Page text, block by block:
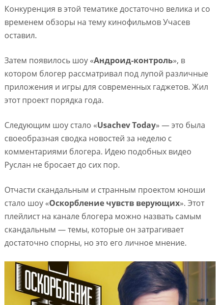
Конкуренция в этой тематике достаточно велика и со
временем обзоры на тему кинофильмов Учасев
оставил.
Затем появилось шоу «Андроид-контроль», в
котором блогер рассматривал под лупой различные
приложения и игры для современных гаджетов. Жил
этот проект порядка года.
Следующим шоу стало «Usachev Today» — это была
своеобразная сводка новостей за неделю с
комментариями блогера. Идею подобных видео
Руслан не бросает до сих пор.
Отчасти скандальным и странным проектом юноши
стало шоу «Оскорбление чувств верующих». Этот
плейлист на канале блогера можно назвать самым
скандальным — темы, которые он затрагивает
достаточно спорны, но это его личное мнение.